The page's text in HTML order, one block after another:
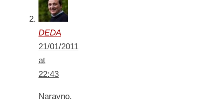
DEDA
21/01/2011
at
22:43
Naravno.